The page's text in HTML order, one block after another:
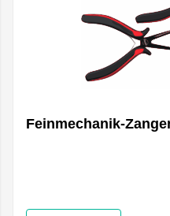
Feinmechanik-